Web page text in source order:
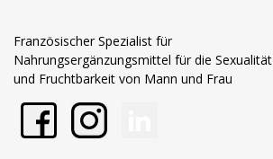
Französischer Spezialist für
Nahrungsergänzungsmittel für die Sexualität
und Fruchtbarkeit von Mann und Frau